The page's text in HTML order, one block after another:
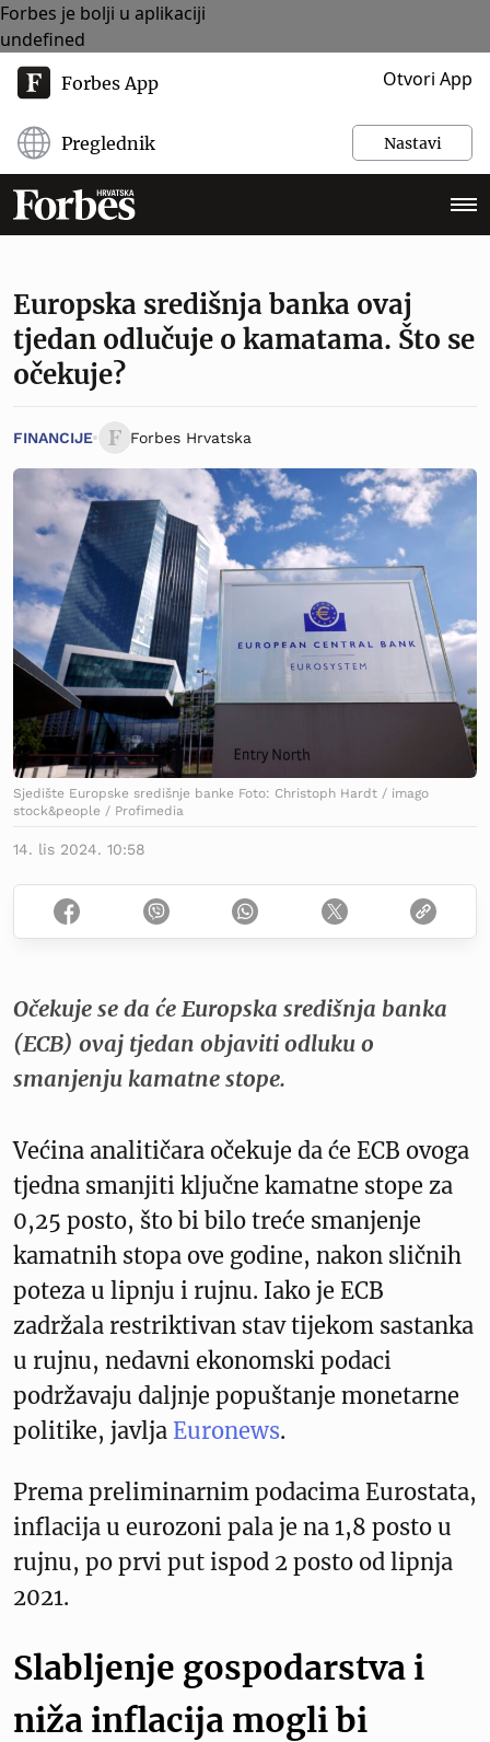
Forbes je bolji u aplikaciji
undefined
Forbes App Otvori App
Preglednik Nastavi
Europska središnja banka ovaj
tjedan odlučuje o kamatama. Što se
očekuje?
FINANCIJE Forbes Hrvatska
Sjedište Europske središnje banke Foto: Christoph Hardt / imago
stock&people / Profimedia
14. lis 2024. 10:58
Očekuje se da će Europska središnja banka
(ECB) ovaj tjedan objaviti odluku o
smanjenju kamatne stope.
Većina analitičara očekuje da će ECB ovoga
tjedna smanjiti ključne kamatne stope za
0,25 posto, što bi bilo treće smanjenje
kamatnih stopa ove godine, nakon sličnih
poteza u lipnju i rujnu. Iako je ECB
zadržala restriktivan stav tijekom sastanka
u rujnu, nedavni ekonomski podaci
podržavaju daljnje popuštanje monetarne
politike, javlja Euronews.
Prema preliminarnim podacima Eurostata,
inflacija u eurozoni pala je na 1,8 posto u
rujnu, po prvi put ispod 2 posto od lipnja
2021.
Slabljenje gospodarstva i
niža inflacija mogli bi